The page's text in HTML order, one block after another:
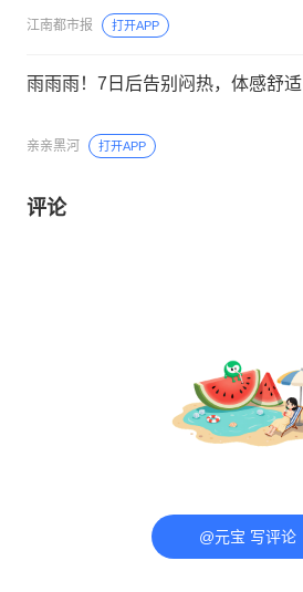
江南都市报 打开APP
雨雨雨！7日后告别闷热，体感舒适
亲亲黑河 打开APP
评论
@元宝 写评论